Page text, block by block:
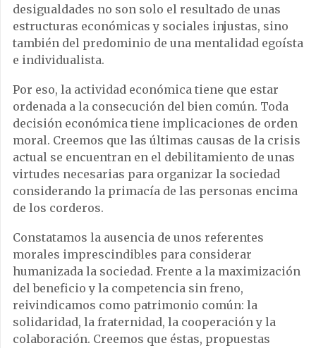
desigualdades no son solo el resultado de unas
estructuras económicas y sociales injustas, sino
también del predominio de una mentalidad egoísta
e individualista.
Por eso, la actividad económica tiene que estar
ordenada a la consecución del bien común. Toda
decisión económica tiene implicaciones de orden
moral. Creemos que las últimas causas de la crisis
actual se encuentran en el debilitamiento de unas
virtudes necesarias para organizar la sociedad
considerando la primacía de las personas encima
de los corderos.
Constatamos la ausencia de unos referentes
morales imprescindibles para considerar
humanizada la sociedad. Frente a la maximización
del beneficio y la competencia sin freno,
reivindicamos como patrimonio común: la
solidaridad, la fraternidad, la cooperación y la
colaboración. Creemos que éstas, propuestas